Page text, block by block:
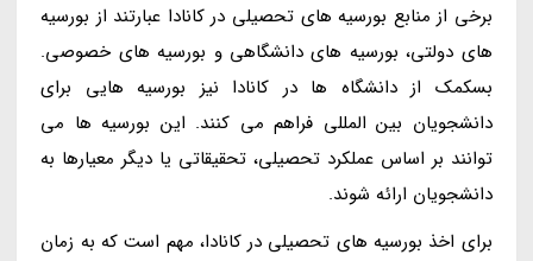
برخی از منابع بورسیه های تحصیلی در کانادا عبارتند از بورسیه
های دولتی، بورسیه های دانشگاهی و بورسیه های خصوصی.
بسکمک از دانشگاه ها در کانادا نیز بورسیه هایی برای
دانشجویان بین المللی فراهم می کنند. این بورسیه ها می
توانند بر اساس عملکرد تحصیلی، تحقیقاتی یا دیگر معیارها به
دانشجویان ارائه شوند.
برای اخذ بورسیه های تحصیلی در کانادا، مهم است که به زمان